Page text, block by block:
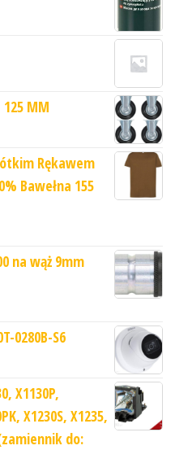
125 MM
Rękawem
Bawełna 155
na wąż 9mm
0280B-S6
X1130P,
X1230S, X1235,
do: